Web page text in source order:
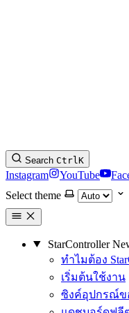
Search CtrlK
Instagram YouTube
Select theme
StarController
ทำไมต้อง
เริ่มต้นใช้งาน
ซิงค์อุปกรณ์